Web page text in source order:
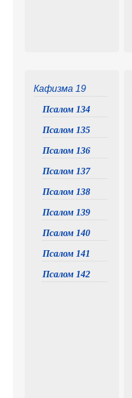
Кафизма 19
Псалом 134
Псалом 135
Псалом 136
Псалом 137
Псалом 138
Псалом 139
Псалом 140
Псалом 141
Псалом 142